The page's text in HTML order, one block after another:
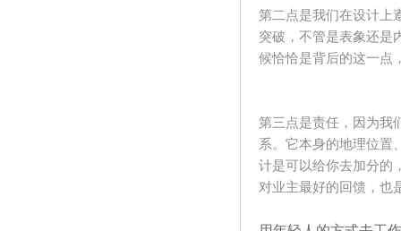
第二点是我们在设计上
突破，不管是表象还是
候恰恰是背后的这一点
第三点是责任，因为我
系。它本身的地理位置
计是可以给你去加分的
对业主最好的回馈，也